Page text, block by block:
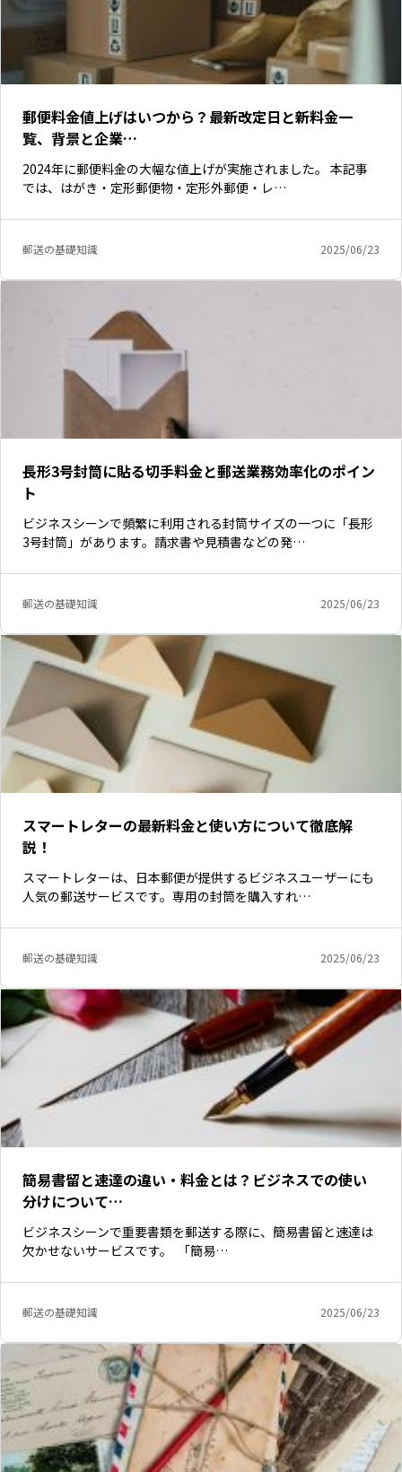
郵便料金値上げはいつから？最新改定日と新料金一
覧、背景と企業…
2024年に郵便料金の大幅な値上げが実施されました。 本記事
では、はがき・定形郵便物・定形外郵便・レ…
郵送の基礎知識 2025/06/23
長形3号封筒に貼る切手料金と郵送業務効率化のポイン
ト
ビジネスシーンで頻繁に利用される封筒サイズの一つに「長形
3号封筒」があります。請求書や見積書などの発…
郵送の基礎知識 2025/06/23
スマートレターの最新料金と使い方について徹底解
説！
スマートレターは、日本郵便が提供するビジネスユーザーにも
人気の郵送サービスです。専用の封筒を購入すれ…
郵送の基礎知識 2025/06/23
簡易書留と速達の違い・料金とは？ビジネスでの使い
分けについて…
ビジネスシーンで重要書類を郵送する際に、簡易書留と速達は
欠かせないサービスです。 「簡易…
郵送の基礎知識 2025/06/23